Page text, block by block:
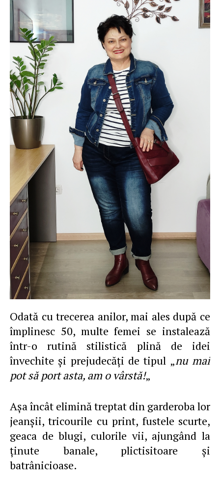
Odată cu trecerea anilor, mai ales după ce
împlinesc 50, multe femei se instalează
într-o rutină stilistică plină de idei
învechite şi prejudecăţi de tipul „nu mai
pot să port asta, am o vârstă!„
Aşa încât elimină treptat din garderoba lor
jeanşii, tricourile cu print, fustele scurte,
geaca de blugi, culorile vii, ajungând la
ţinute banale, plictisitoare şi
batrânicioase.